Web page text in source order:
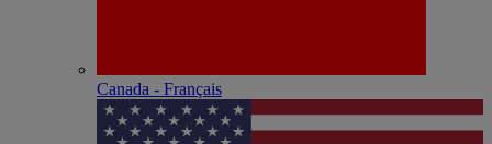
Canada - Français